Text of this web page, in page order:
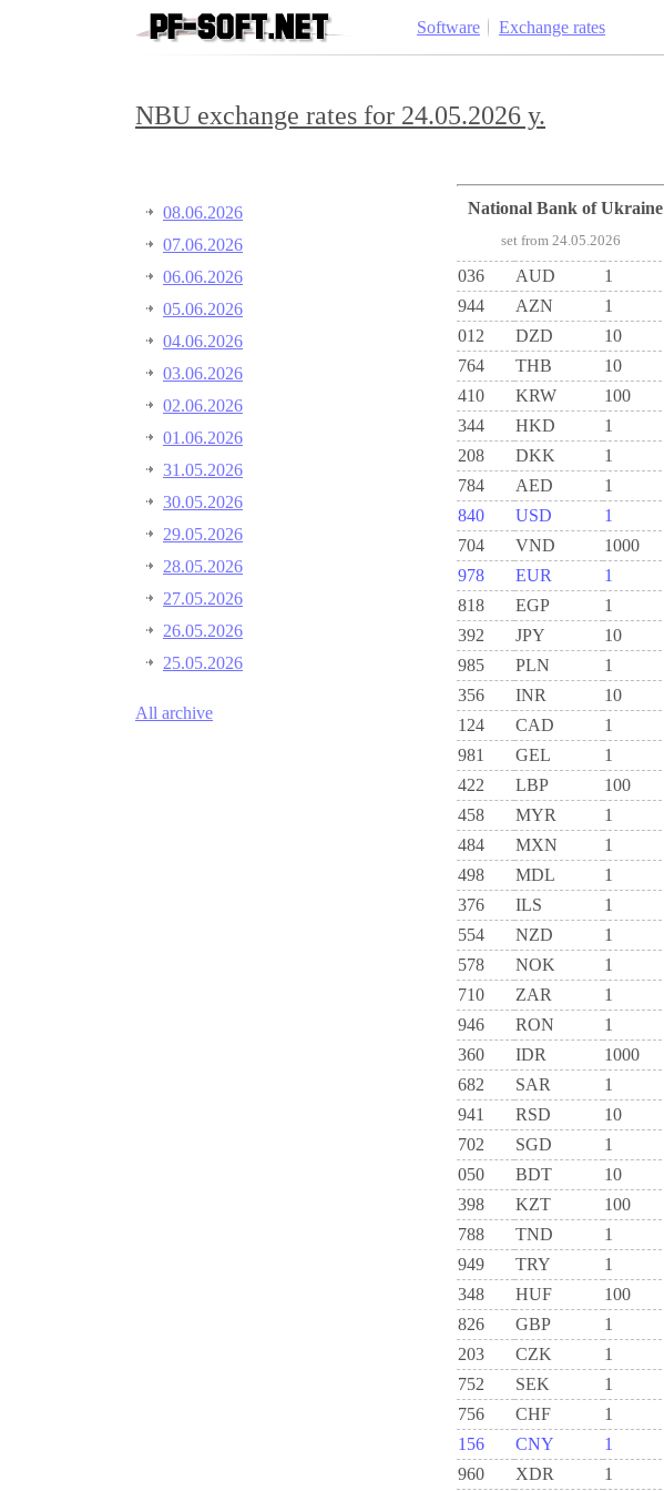
Software Exchange rates
NBU exchange rates for 24.05.2026 y.
08.06.2026
07.06.2026
06.06.2026
05.06.2026
04.06.2026
03.06.2026
02.06.2026
01.06.2026
31.05.2026
30.05.2026
29.05.2026
28.05.2026
27.05.2026
26.05.2026
25.05.2026
All archive
National Bank of Ukraine
set from 24.05.2026
036 AUD 1
944
AZN 1
012
DZD 10
764
THB 10
410
KRW 100
344
HKD 1
208
DKK 1
784
AED 1
840
USD 1
704
VND 1000
978
EUR 1
818
EGP 1
392
JPY 10
985
PLN 1
356
INR 10
124
CAD 1
981
GEL 1
422
LBP 100
458
MYR 1
484
MXN 1
498
MDL 1
376
ILS 1
554
NZD 1
578
NOK 1
710
ZAR 1
946
RON 1
360
IDR 1000
682
SAR 1
941
RSD 10
702
SGD 1
050
BDT 10
398
KZT 100
788
TND 1
949
TRY 1
348
HUF 100
826
GBP 1
203
CZK 1
752
SEK 1
756
CHF 1
156
CNY 1
960
XDR 1